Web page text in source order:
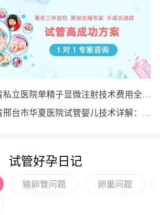
私立医院单精子显微注射技术费用全
台各院收费标准解析
邢台市华夏医院试管婴儿技术详解：成
试管好孕日记
输卵管问题 卵巢问题